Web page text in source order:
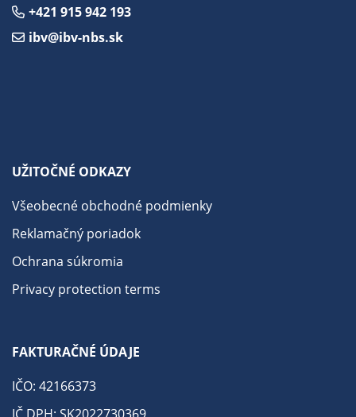
+421 915 942 193
ibv@ibv-nbs.sk
UŽITOČNÉ ODKAZY
Všeobecné obchodné podmienky
Reklamačný poriadok
Ochrana súkromia
Privacy protection terms
FAKTURAČNÉ ÚDAJE
IČO: 42166373